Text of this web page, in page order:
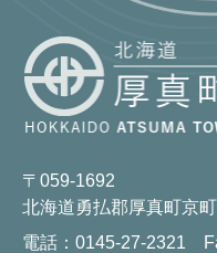
〒059-1692
北海道勇払郡厚真町京
電話：0145-27-2321